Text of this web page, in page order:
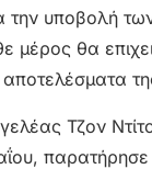
την υποβολή
μέρος θα
Τζον
παρατήρησε